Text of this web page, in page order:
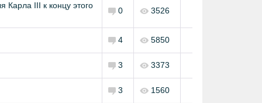
Карла III к концу этого
0 3526
4 5850
3 3373
3 1560